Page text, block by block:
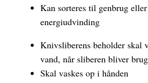
Kan sorteres til genbrug eller
energiudvinding
Knivsliberens beholder skal
vand, når sliberen bliver
Skal vaskes op i hånden